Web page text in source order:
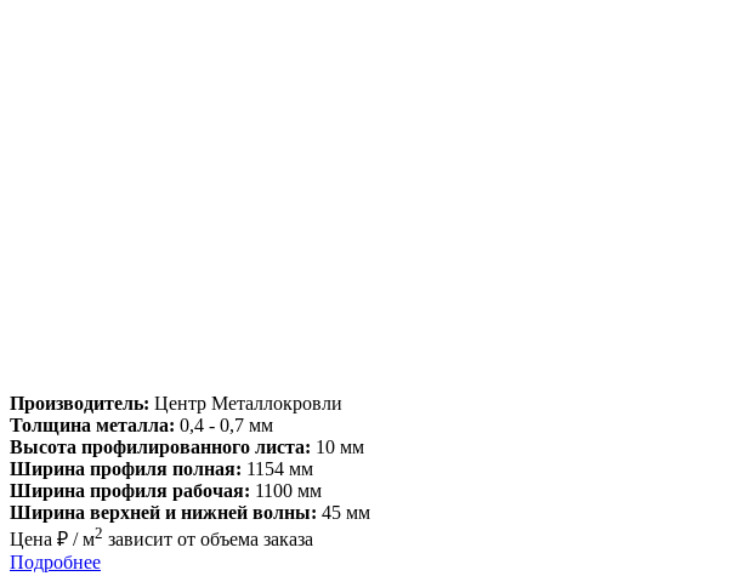
Производитель: Центр Металлокровли
Толщина металла: 0,4 - 0,7 мм
Высота профилированного листа: 10 мм
Ширина профиля полная: 1154 мм
Ширина профиля рабочая: 1100 мм
Ширина верхней и нижней волны: 45 мм
Цена ₽ / м2 зависит от объема заказа
Подробнее